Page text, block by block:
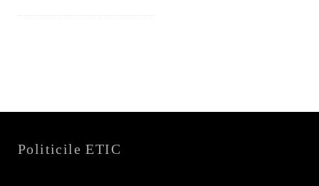
a
este:
Politicile ETIC